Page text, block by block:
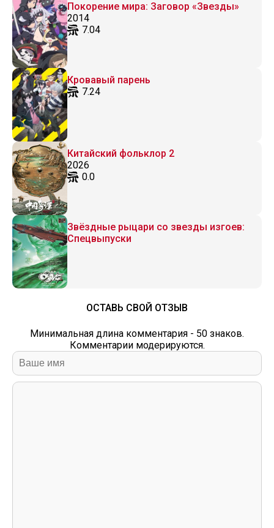
Покорение мира: Заговор «Звезды»
2014
7.04
Кровавый парень
7.24
Китайский фольклор 2
2026
0.0
Звёздные рыцари со звезды изгоев:
Спецвыпуски
ОСТАВЬ СВОЙ ОТЗЫВ
Минимальная длина комментария - 50 знаков.
Комментарии модерируются.